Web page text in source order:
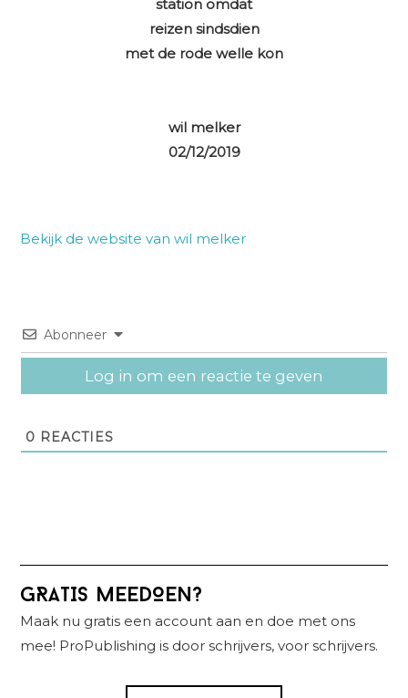
station omdat
reizen sindsdien
met de rode welle kon
wil melker
02/12/2019
Bekijk de website van wil melker
Abonneer
Log in om een reactie te geven
0 REACTIES
Primaire
Sidebar
GRATIS MEEDOEN?
Maak nu gratis een account aan en doe met ons
mee! ProPublishing is door schrijvers, voor schrijvers.